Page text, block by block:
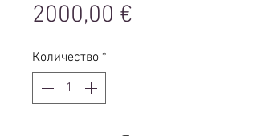
2000,00 €
Количество *